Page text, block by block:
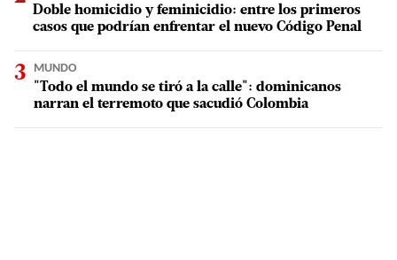
Doble homicidio y feminicidio: entre los primeros
casos que podrían enfrentar el nuevo Código Penal
MUNDO
"Todo el mundo se tiró a la calle": dominicanos
narran el terremoto que sacudió Colombia